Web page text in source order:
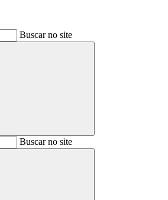
Buscar no site
BuscarBuscar no site